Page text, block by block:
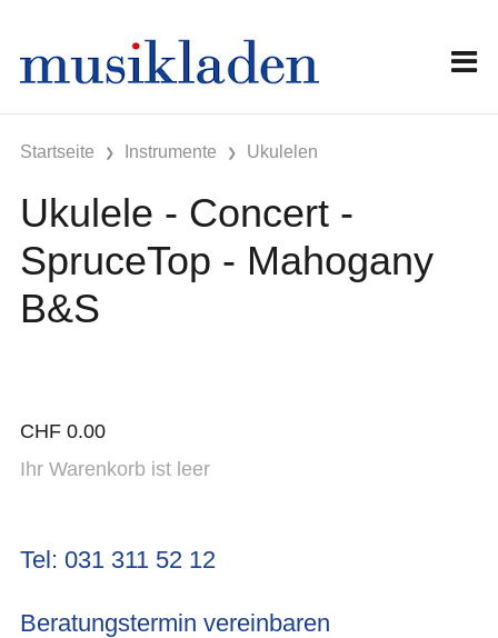
Startseite Instrumente Ukulelen
Ukulele - Concert -
SpruceTop - Mahogany
B&S
CHF 0.00
Ihr Warenkorb ist leer
Tel: 031 311 52 12
Beratungstermin vereinbaren